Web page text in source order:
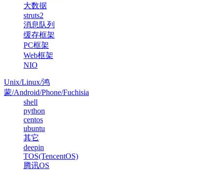
大数据
struts2
消息队列
缓存框架
PC框架
Web框架
NIO
Unix/Linux/鸿
蒙/Android/Phone/Fuchisia
shell
python
centos
ubuntu
其它
deepin
TOS(TencentOS)
腾讯OS